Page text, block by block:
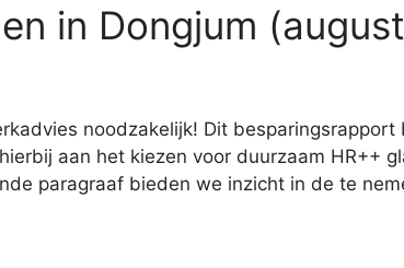
in Dongjum
noodzakelijk! Dit besparingsrapport
aan het kiezen voor duurzaam HR++
paragraaf bieden we inzicht in de te